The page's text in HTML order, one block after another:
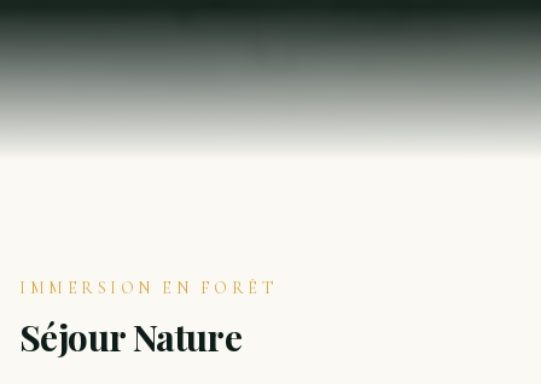
IMMERSION EN FORÊT
Séjour Nature